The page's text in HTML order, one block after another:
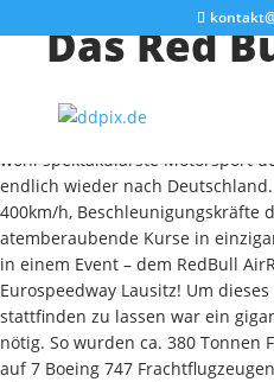
Das Red
Am vergangenen Wochenende
weltbesten Piloten traten im
wohl spektakulärste Motorsport
endlich wieder nach
400km/h, Beschleunigungskräfte
atemberaubende Kurse in
in einem Event – dem RedBull
Eurospeedway Lausitz! Um
stattfinden zu lassen war ein
nötig. So wurden ca. 380 Tonnen
auf 7 Boeing 747